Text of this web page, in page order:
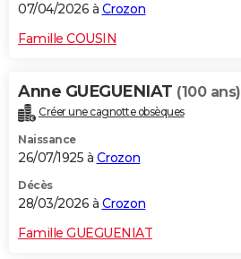
07/04/2026 à Crozon
Famille COUSIN
Anne GUEGUENIAT (100 ans)
Créer une cagnotte obsèques
Naissance
26/07/1925 à Crozon
Décès
28/03/2026 à Crozon
Famille GUEGUENIAT